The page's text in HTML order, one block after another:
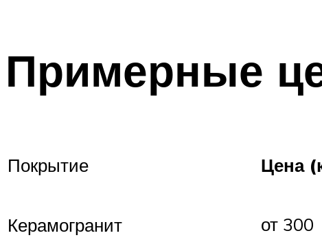
Примерные
Покрытие Цена
Керамогранит от 300